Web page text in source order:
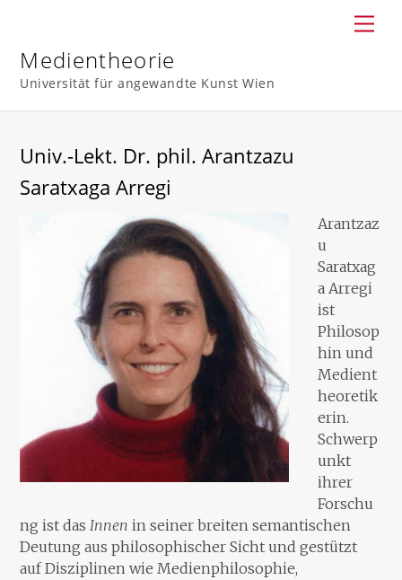
content
Medientheorie
Universität für angewandte Kunst Wien
Univ.-Lekt. Dr. phil. Arantzazu
Saratxaga Arregi
Arantzaz
u
Saratxag
a Arregi
ist
Philosop
hin und
Medient
heoretik
erin.
Schwerp
unkt
ihrer
Forschu
ng ist dasInnen in seiner breiten semantischen
Deutung aus philosophischer Sicht und gestützt
auf Disziplinen wie Medienphilosophie,